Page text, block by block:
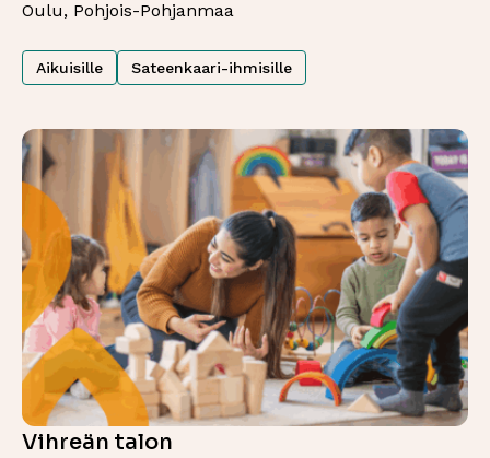
Oulu, Pohjois-Pohjanmaa
Aikuisille Sateenkaari-ihmisille
Vihreän talon